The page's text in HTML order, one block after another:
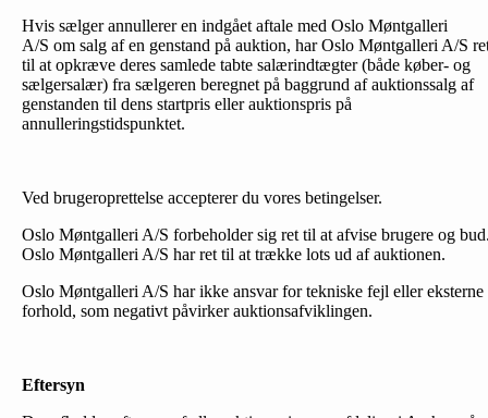
Hvis sælger annullerer en indgået aftale med Oslo Møntgalleri
A/S om salg af en genstand på auktion, har Oslo Møntgalleri A/S
til at opkræve deres samlede tabte salærindtægter (både køber- og
sælgersalær) fra sælgeren beregnet på baggrund af auktionssalg af
genstanden til dens startpris eller auktionspris på
annulleringstidspunktet.
Ved brugeroprettelse accepterer du vores betingelser.
Oslo Møntgalleri A/S forbeholder sig ret til at afvise brugere og
Oslo Møntgalleri A/S har ret til at trække lots ud af auktionen.
Oslo Møntgalleri A/S har ikke ansvar for tekniske fejl eller eksterne
forhold, som negativt påvirker auktionsafviklingen.
Eftersyn